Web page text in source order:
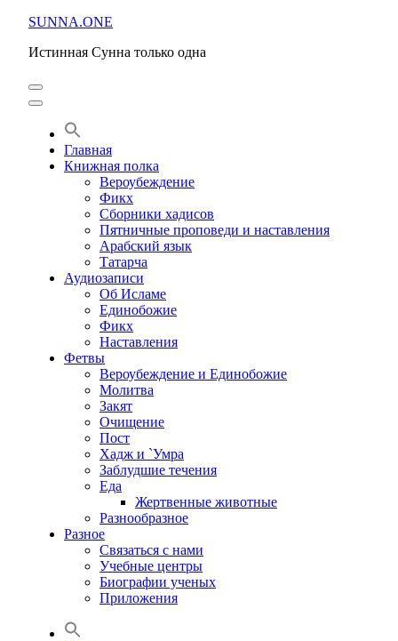
Перейти
содержимому
Enter)
SUNNA.ONE
Истинная Сунна только одна
Главная
Книжная полка
Вероубеждение
Фикх
Сборники хадисов
Пятничные проповеди и наставления
Арабский язык
Татарча
Аудиозаписи
Об Исламе
Единобожие
Фикх
Наставления
Фетвы
Вероубеждение и Единобожие
Молитва
Закят
Очищение
Пост
Хадж и `Умра
Заблудшие течения
Еда
Жертвенные животные
Разнообразное
Разное
Связаться с нами
Учебные центры
Биографии ученых
Приложения